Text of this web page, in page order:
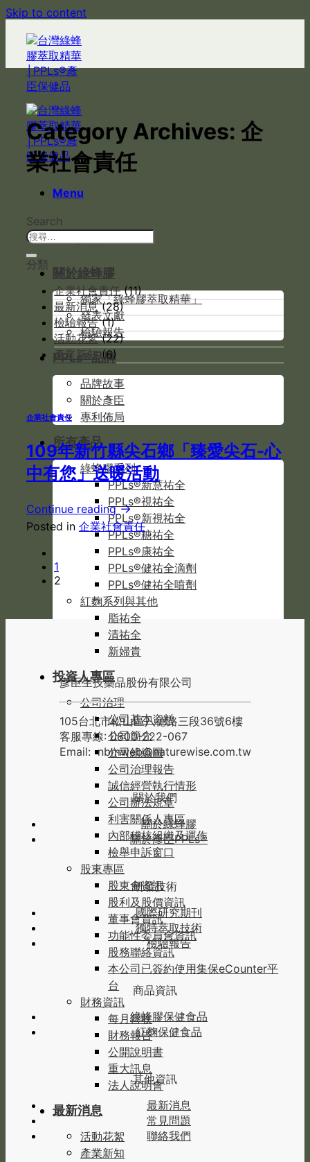
Skip to content
Menu
壽美降脂一號
關於綠蜂膠
獨家「綠蜂膠萃取精華」
發表文獻
檢驗報告
PPLs®品牌
品牌故事
關於彥臣
專利佈局
所有產品
綠蜂膠系列
PPLs®新慧祐全
PPLs®視祐全
PPLs®新視祐全
PPLs®糖祐全
PPLs®康祐全
PPLs®健祐全滴劑
PPLs®健祐全噴劑
紅麴系列與其他
脂祐全
清祐全
新婦貴
投資人專區
公司治理
公司基本資料
公司簡介
公司組織圖
公司治理報告
誠信經營執行情形
公司辦法規章
利害關係人專區
內部稽核組織及運作
檢舉申訴窗口
股東專區
股東會資訊
股利及股價資訊
董事會資訊
功能性委員會資訊
股務聯絡資訊
本公司已簽約使用集保eCounter平
台
財務資訊
每月營收
財務報告
公開說明書
重大訊息
法人說明會
最新消息
活動花絮
產業新知
Category Archives: 企
業社會責任
Search
分類
企業社會責任(11)
最新消息(28)
檢驗報告(1)
活動花絮(22)
產業新知(6)
企業社會責任
109年新竹縣尖石鄉「臻愛尖石-心
中有您」送暖活動
Continue reading→
Posted in 企業社會責任
1
2
彥臣生技藥品股份有限公司
105台北市松山區八德路三段36號6樓
客服專線: 0800-222-067
Email: nbmweb@naturewise.com.tw
關於我們
關於綠蜂膠
關於彥臣PPLs®
研發技術
國際研究期刊
獨特萃取技術
檢驗報告
商品資訊
綠蜂膠保健食品
紅麴保健食品
其他資訊
最新消息
常見問題
聯絡我們